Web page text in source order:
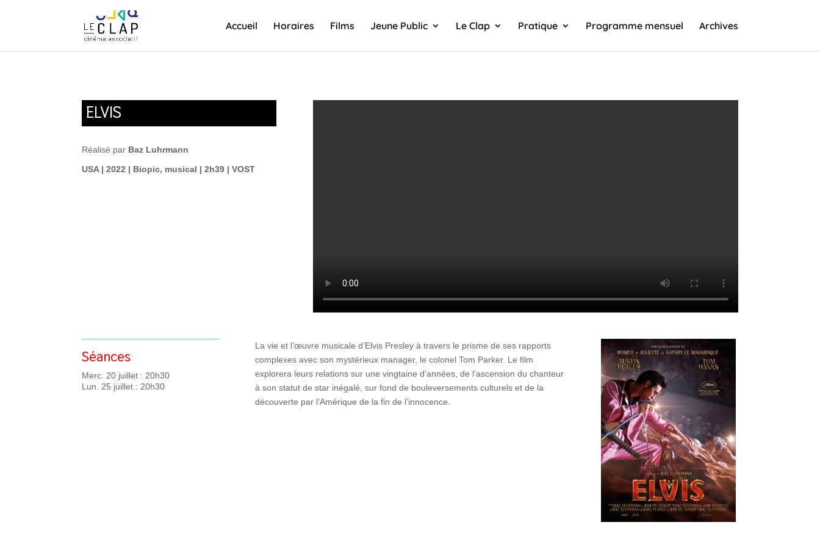
Accueil Horaires Films Jeune Public Le Clap Pratique Programme mensuel Archives
ELVIS
Réalisé par Baz Luhrmann
USA | 2022 | Biopic, musical | 2h39 | VOST
Séances
Merc. 20 juillet : 20h30
Lun. 25 juillet : 20h30
La vie et l’œuvre musicale d’Elvis Presley à travers le prisme de ses rapports
complexes avec son mystérieux manager, le colonel Tom Parker. Le film
explorera leurs relations sur une vingtaine d’années, de l’ascension du chanteur
à son statut de star inégalé, sur fond de bouleversements culturels et de la
découverte par l’Amérique de la fin de l’innocence.